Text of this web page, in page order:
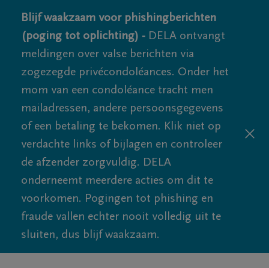
Blijf waakzaam voor phishingberichten
(poging tot oplichting) - DELA ontvangt
meldingen over valse berichten via
zogezegde privécondoléances. Onder het
mom van een condoléance tracht men
mailadressen, andere persoonsgegevens
of een betaling te bekomen. Klik niet op
verdachte links of bijlagen en controleer
de afzender zorgvuldig. DELA
onderneemt meerdere acties om dit te
voorkomen. Pogingen tot phishing en
fraude vallen echter nooit volledig uit te
sluiten, dus blijf waakzaam.